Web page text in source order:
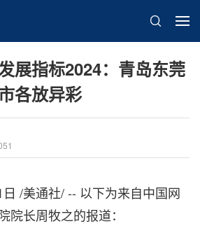
展指标2024：青岛东莞
各放异彩
/美通社/ -- 以下为来自中国网
院长周牧之的报道：